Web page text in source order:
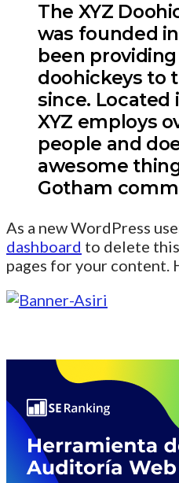
The XYZ
was founded in
been
doohickeys to
since. Located
XYZ employs
people and
awesome
Gotham
As a new WordPress
dashboard to delete
pages for your content.